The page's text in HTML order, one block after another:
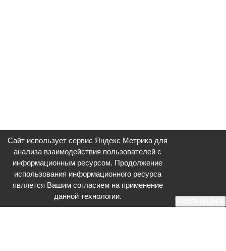
Сайт использует сервис Яндекс Метрика для
анализа взаимодействия пользователей с
информационным ресурсом. Продолжение
использования информационного ресурса
является Вашим согласием на применение
данной технологии.